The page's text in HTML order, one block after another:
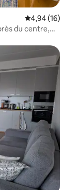
Évaluation
4,94 (16)
du centre,